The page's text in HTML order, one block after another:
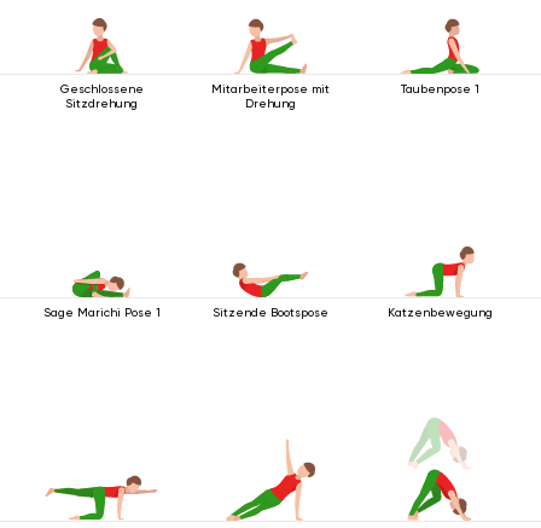
Geschlossene
Sitzdrehung
Mitarbeiterpose mit
Drehung
Taubenpose 1
Sage Marichi Pose 1 Sitzende Bootspose Katzenbewegung